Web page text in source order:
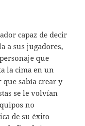
capaz de decir
a sus jugadores,
que
la cima en un
sabía crear y
se le volvían
no
de su éxito